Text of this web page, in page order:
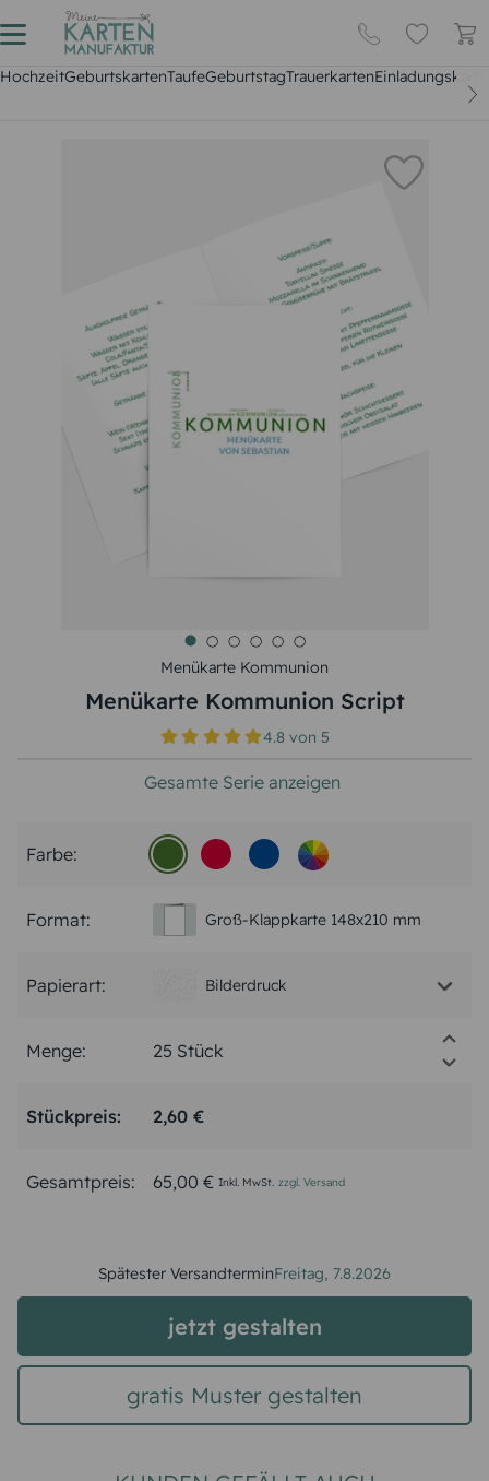
HochzeitGeburtskartenTaufeGeburtstagTrauerkarten
Menükarte Kommunion
Menükarte Kommunion Script
4.8 von5
Gesamte Serie anzeigen
Farbe:
Format: Groß-Klappkarte 148x210 mm
Papierart: Bilderdruck
Menge:
Stückpreis: 2,60 €
Gesamtpreis: 65,00 € Inkl. MwSt. zzgl. Versand
Spätester VersandterminFreitag, 7.8.2026
jetzt gestalten
gratis Muster gestalten